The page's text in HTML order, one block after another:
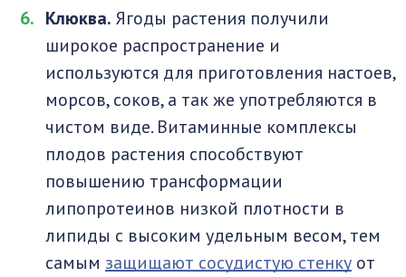
Клюква. Ягоды растения получили
широкое распространение и
используются для приготовления настоев,
морсов, соков, а так же употребляются в
чистом виде. Витаминные комплексы
плодов растения способствуют
повышению трансформации
липопротеинов низкой плотности в
липиды с высоким удельным весом, тем
самым защищают сосудистую стенку от